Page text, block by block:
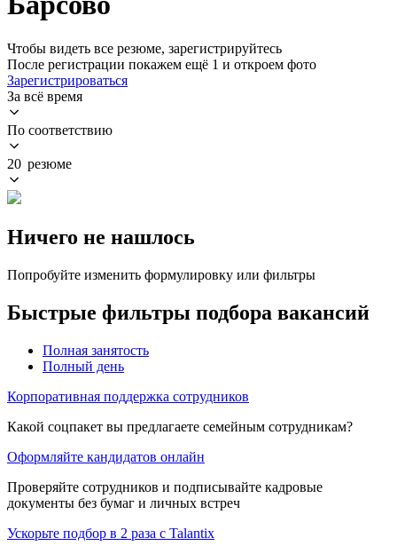
Чтобы видеть все резюме, зарегистрируйтесь
После регистрации покажем ещё 1 и откроем фото
Зарегистрироваться
За всё время
По соответствию
20 резюме
Ничего не нашлось
Попробуйте изменить формулировку или фильтры
Быстрые фильтры подбора вакансий
Полная занятость
Полный день
Корпоративная поддержка сотрудников
Какой соцпакет вы предлагаете семейным сотрудникам?
Оформляйте кандидатов онлайн
Проверяйте сотрудников и подписывайте кадровые
документы без бумаг и личных встреч
Ускорьте подбор в 2 раза с Talantix